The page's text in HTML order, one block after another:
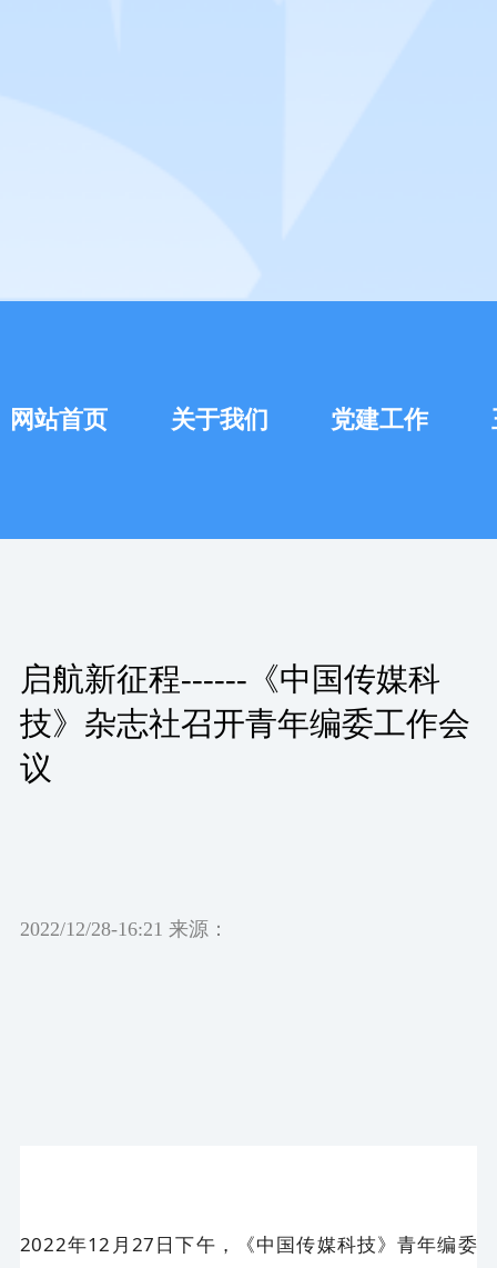
网站首页 关于我们 党建工作
启航新征程------《中国传媒科
技》杂志社召开青年编委工作会
议
2022/12/28-16:21 来源：
2022年12月27日下午，《中国传媒科技》青年编委